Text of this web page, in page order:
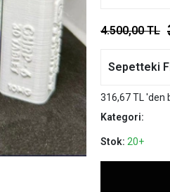
4.500,00 TL
Sepetteki
316,67 TL 'den
Kategori:
Stok: 20+